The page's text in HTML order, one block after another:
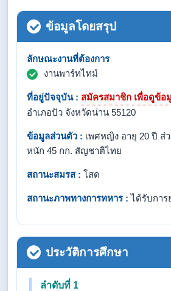
ข้อมูลโดยสรุป
ลักษณะงานที่ต้องการ
งานพาร์ทไทม์
ที่อยู่ปัจจุบัน : สมัครสมาชิก เพื่อดูข้อ
อำเภอปัว จังหวัดน่าน 55120
ข้อมูลส่วนตัว : เพศหญิง อายุ 20 ปี ส่
หนัก 45 กก. สัญชาติไทย
สถานะสมรส : โสด
สถานะภาพทางการทหาร : ได้รับการ
ประวัติการศึกษา
ลำดับที่ 1